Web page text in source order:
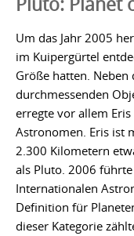
Um das Jahr 2005
im Kuipergürtel
Größe hatten.
durchmessenden
erregte vor allem
Astronomen. Eris ist
2.300 Kilometern
als Pluto. 2006
Internationalen
Definition für
dieser Kategorie